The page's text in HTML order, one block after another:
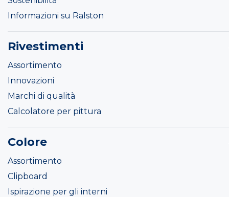
Informazioni su Ralston
Rivestimenti
Assortimento
Innovazioni
Marchi di qualità
Calcolatore per pittura
Colore
Assortimento
Clipboard
Ispirazione per gli interni